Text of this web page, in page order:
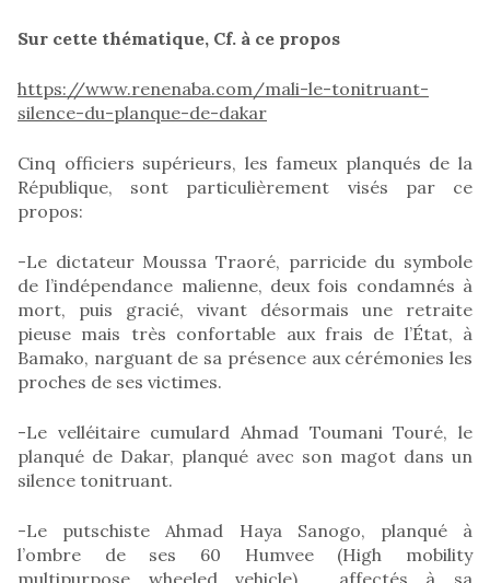
Sur cette thématique, Cf. à ce propos
https://www.renenaba.com/mali-le-tonitruant-
silence-du-planque-de-dakar
Cinq officiers supérieurs, les fameux planqués de la
République, sont particulièrement visés par ce
propos:
-Le dictateur Moussa Traoré, parricide du symbole
de l’indépendance malienne, deux fois condamnés à
mort, puis gracié, vivant désormais une retraite
pieuse mais très confortable aux frais de l’État, à
Bamako, narguant de sa présence aux cérémonies les
proches de ses victimes.
-Le velléitaire cumulard Ahmad Toumani Touré, le
planqué de Dakar, planqué avec son magot dans un
silence tonitruant.
-Le putschiste Ahmad Haya Sanogo, planqué à
l’ombre de ses 60 Humvee (High mobility
multipurpose wheeled vehicle), affectés à sa